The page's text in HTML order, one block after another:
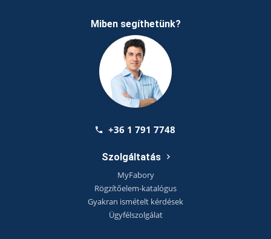
Miben segíthetünk?
+36 1 791 7748
Szolgáltatás
MyFabory
Rögzítőelem-katalógus
Gyakran ismételt kérdések
Ügyfélszolgálat